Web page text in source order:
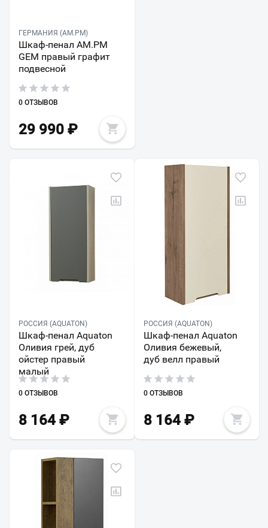
ГЕРМАНИЯ (AM.PM)
Шкаф-пенал AM.PM
GEM правый графит
подвесной
0 ОТЗЫВОВ
29 990 ₽
РОССИЯ (AQUATON)
Шкаф-пенал Aquaton
Оливия грей, дуб
ойстер правый
малый
0 ОТЗЫВОВ
8 164 ₽
РОССИЯ (AQUATON)
Шкаф-пенал Aquaton
Оливия бежевый,
дуб велл правый
0 ОТЗЫВОВ
8 164₽